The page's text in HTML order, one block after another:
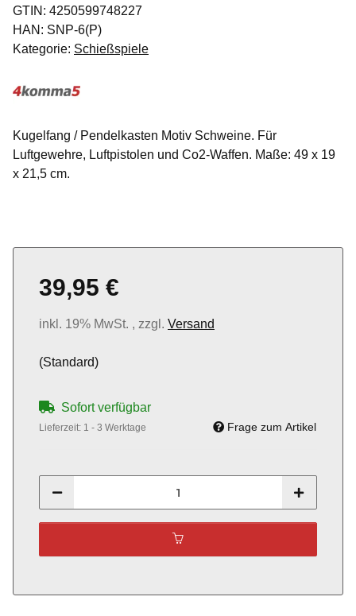
GTIN: 4250599748227
HAN: SNP-6(P)
Kategorie: Schießspiele
Kugelfang / Pendelkasten Motiv Schweine. Für
Luftgewehre, Luftpistolen und Co2-Waffen. Maße: 49 x 19
x 21,5 cm.
39,95 €
inkl. 19% MwSt. , zzgl. Versand
(Standard)
Sofort verfügbar
Lieferzeit: 1 - 3 Werktage Frage zum Artikel